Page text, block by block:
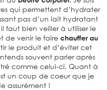
qui permettent d’hydrater
pas d’un lait hydratant
faut bien veiller à utiliser le
de venir le faire chauffer au
le produit et d’éviter cet
souvent parler après
comme celui-ci. Quant à
un coup de coeur que je
assurément !